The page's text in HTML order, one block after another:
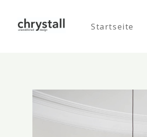
Hauptinhalten
überspringen
Startseite